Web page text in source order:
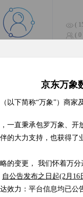
京东万象
以下简称“万象”）商家
一直秉承包罗万象、
的大力支持，也获得
的变更， 我们怀着万
自公告发布之日起(2月16
效力：平台信息均已
(
( 0
(